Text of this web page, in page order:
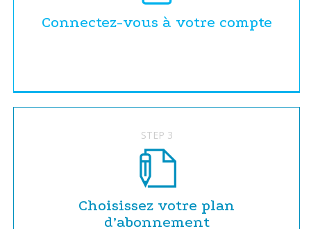
Connectez-vous à votre compte
STEP 3
Choisissez votre plan
d’abonnement